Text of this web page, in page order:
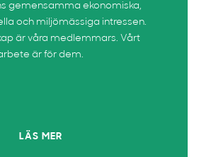
gemensamma ekonomiska,
och miljömässiga intressen.
är våra medlemmars. Vårt
är för dem.
LÄS MER